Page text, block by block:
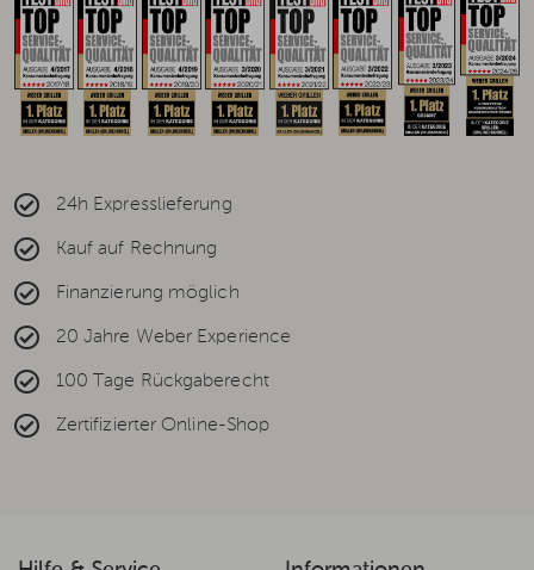
24h Expresslieferung
Kauf auf Rechnung
Finanzierung möglich
20 Jahre Weber Experience
100 Tage Rückgaberecht
Zertifizierter Online-Shop